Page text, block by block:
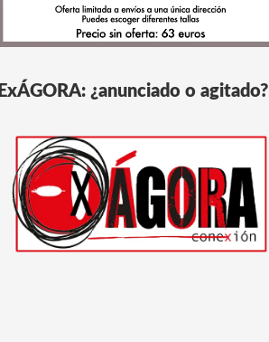
ExÁGORA: ¿anunciado o agitado?